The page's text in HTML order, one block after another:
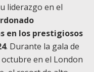
liderazgo en el
en los prestigiosos
. Durante la gala de
en el London